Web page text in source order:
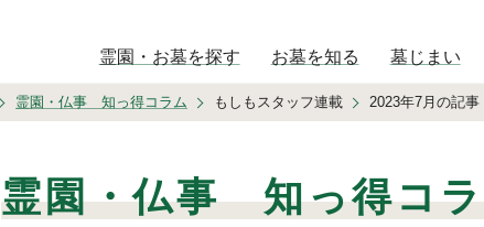
霊園・お墓を探す お墓を知る 墓じまい
霊園・仏事 知っ得コラム もしもスタッフ連載 2023年7月の記事
霊園・仏事 知っ得コ